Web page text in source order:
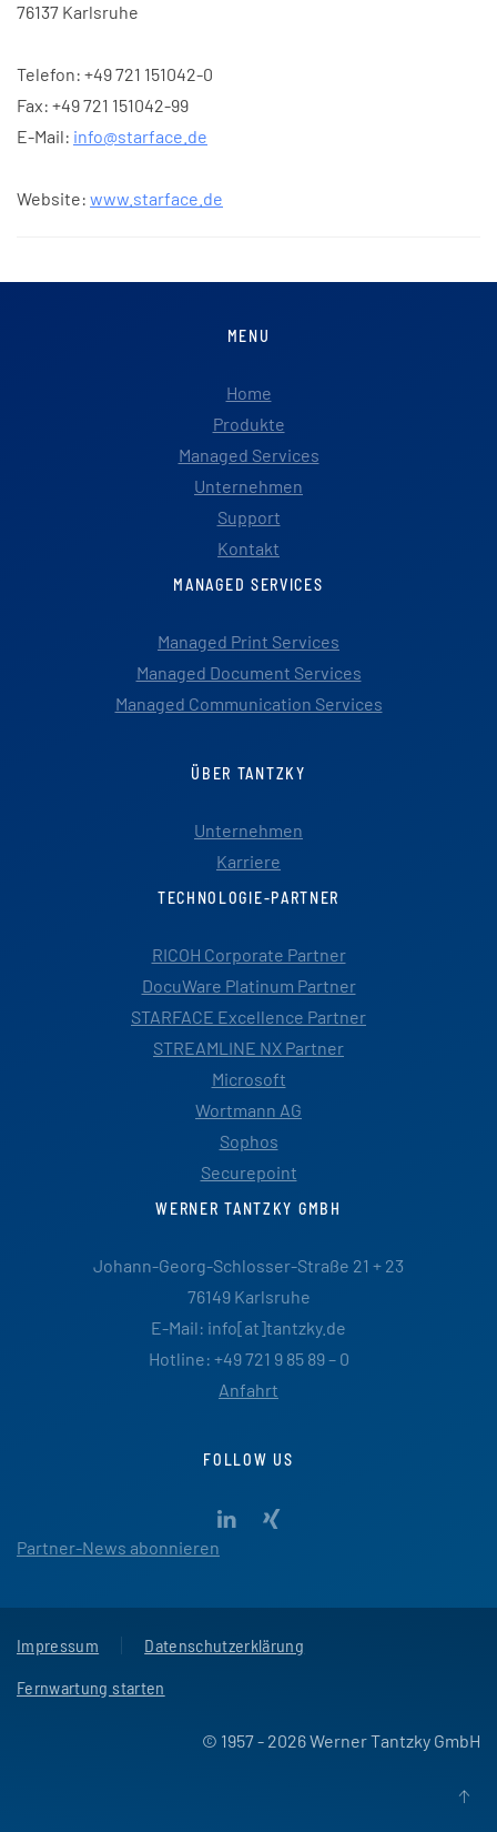
76137 Karlsruhe
Telefon: +49 721 151042-0
Fax: +49 721 151042-99
E-Mail: info@starface.de
Website: www.starface.de
MENU
Home
Produkte
Managed Services
Unternehmen
Support
Kontakt
MANAGED SERVICES
Managed Print Services
Managed Document Services
Managed Communication Services
ÜBER TANTZKY
Unternehmen
Karriere
TECHNOLOGIE-PARTNER
RICOH Corporate Partner
DocuWare Platinum Partner
STARFACE Excellence Partner
STREAMLINE NX Partner
Microsoft
Wortmann AG
Sophos
Securepoint
WERNER TANTZKY GMBH
Johann-Georg-Schlosser-Straße 21 + 23
76149 Karlsruhe
E-Mail: info[at]tantzky.de
Hotline: +49 721 9 85 89 – 0
Anfahrt
FOLLOW US
Partner-News abonnieren
Impressum
Datenschutzerklärung
Fernwartung starten
© 1957 - 2026 Werner Tantzky GmbH